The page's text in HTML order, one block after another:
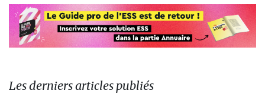
Les derniers articles publiés